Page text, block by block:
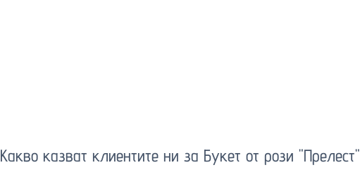
Какво казват клиентите ни за Букет от рози "Прелест"